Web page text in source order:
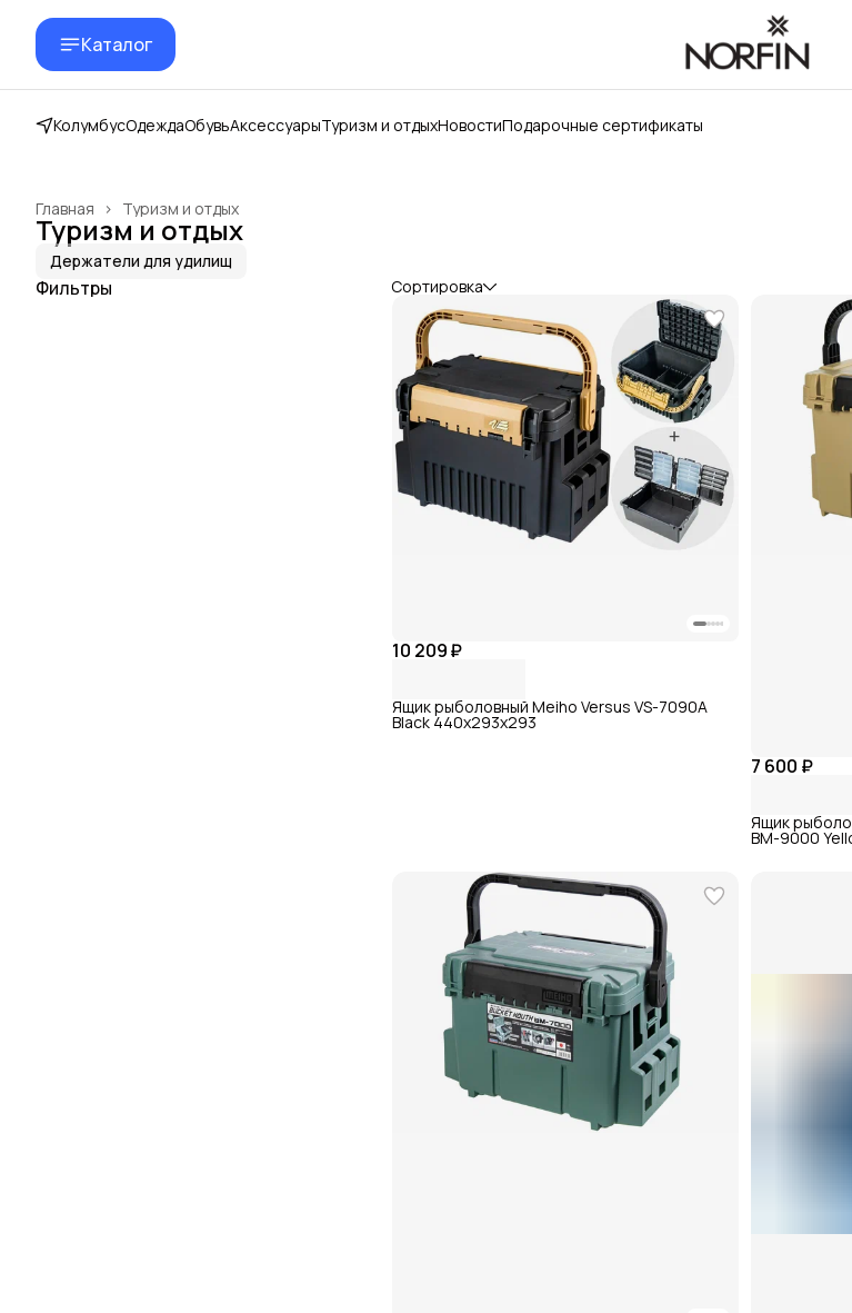
Каталог
КолумбусОдеждаОбувьАксессуарыТуризм и отдыхНовостиПодарочные сертификаты
Туризм и отдых
Главная ›
Туризм и отдых
Держатели для удилищ
Фильтры Сортировка
10 209 ₽
Ящик рыболовный Meiho Versus VS-7090A
Black 440x293x293
7 600 ₽
Ящик
BM-9000